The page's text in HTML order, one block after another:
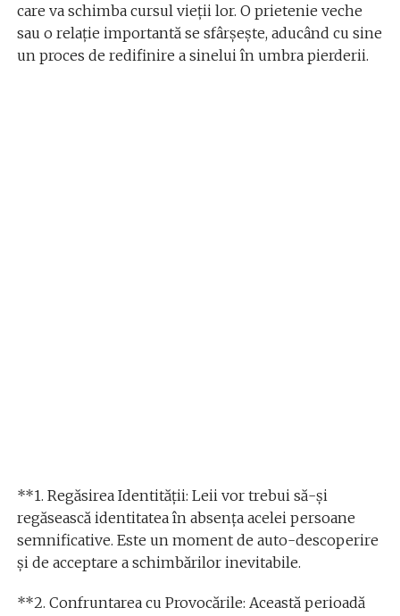
care va schimba cursul vieții lor. O prietenie veche
sau o relație importantă se sfârșește, aducând cu sine
un proces de redifinire a sinelui în umbra pierderii.
**1. Regăsirea Identității: Leii vor trebui să-și
regăsească identitatea în absența acelei persoane
semnificative. Este un moment de auto-descoperire
și de acceptare a schimbărilor inevitabile.
**2. Confruntarea cu Provocările: Această perioadă